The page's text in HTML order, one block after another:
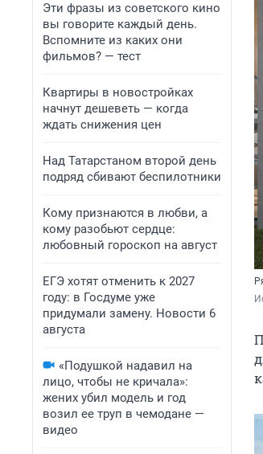
Эти фразы из советского кино
вы говорите каждый день.
Вспомните из каких они
фильмов? — тест
Квартиры в новостройках
начнут дешеветь — когда
ждать снижения цен
Над Татарстаном второй день
подряд сбивают беспилотники
Кому признаются в любви, а
кому разобьют сердце:
любовный гороскоп на август
ЕГЭ хотят отменить к 2027
году: в Госдуме уже
придумали замену. Новости 6
августа
«Подушкой надавил на
лицо, чтобы не кричала»:
жених убил модель и год
возил ее труп в чемодане —
видео